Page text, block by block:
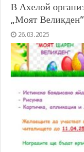
В Ахелой
„Моят Великден“
26.03.2025